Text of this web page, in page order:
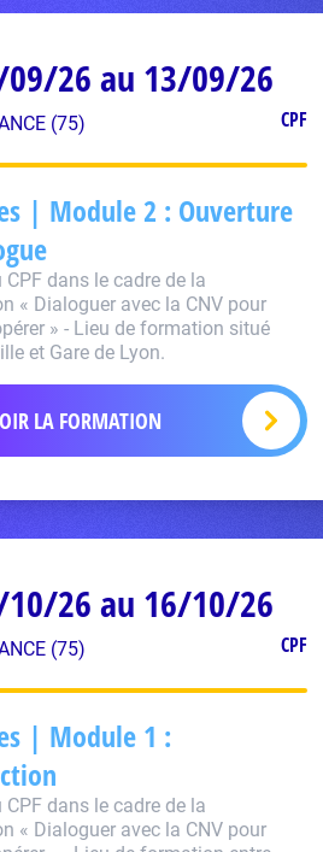
09/26 au 13/09/26
(75) CPF
| Module 2 : Ouverture
CPF dans le cadre de la
« Dialoguer avec la CNV pour
» - Lieu de formation situé
et Gare de Lyon.
LA FORMATION
10/26 au 16/10/26
(75) CPF
| Module 1 :
CPF dans le cadre de la
« Dialoguer avec la CNV pour